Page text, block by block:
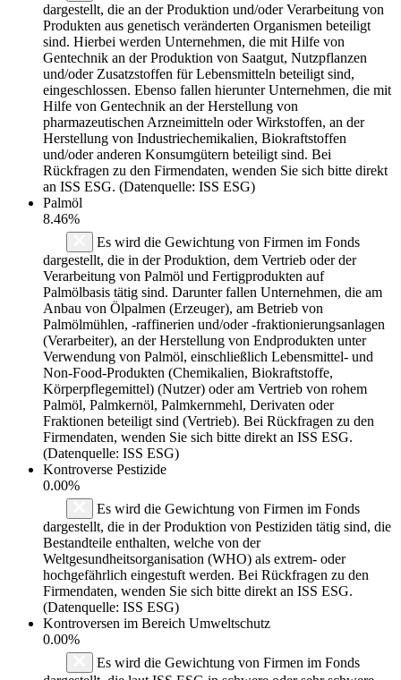
dargestellt, die an der Produktion und/oder Verarbeitung von
Produkten aus genetisch veränderten Organismen beteiligt
sind. Hierbei werden Unternehmen, die mit Hilfe von
Gentechnik an der Produktion von Saatgut, Nutzpflanzen
und/oder Zusatzstoffen für Lebensmitteln beteiligt sind,
eingeschlossen. Ebenso fallen hierunter Unternehmen, die mit
Hilfe von Gentechnik an der Herstellung von
pharmazeutischen Arzneimitteln oder Wirkstoffen, an der
Herstellung von Industriechemikalien, Biokraftstoffen
und/oder anderen Konsumgütern beteiligt sind. Bei
Rückfragen zu den Firmendaten, wenden Sie sich bitte direkt
an ISS ESG. (Datenquelle: ISS ESG)
Palmöl
8.46%
Es wird die Gewichtung von Firmen im Fonds
dargestellt, die in der Produktion, dem Vertrieb oder der
Verarbeitung von Palmöl und Fertigprodukten auf
Palmölbasis tätig sind. Darunter fallen Unternehmen, die am
Anbau von Ölpalmen (Erzeuger), am Betrieb von
Palmölmühlen, -raffinerien und/oder -fraktionierungsanlagen
(Verarbeiter), an der Herstellung von Endprodukten unter
Verwendung von Palmöl, einschließlich Lebensmittel- und
Non-Food-Produkten (Chemikalien, Biokraftstoffe,
Körperpflegemittel) (Nutzer) oder am Vertrieb von rohem
Palmöl, Palmkernöl, Palmkernmehl, Derivaten oder
Fraktionen beteiligt sind (Vertrieb). Bei Rückfragen zu den
Firmendaten, wenden Sie sich bitte direkt an ISS ESG.
(Datenquelle: ISS ESG)
Kontroverse Pestizide
0.00%
Es wird die Gewichtung von Firmen im Fonds
dargestellt, die in der Produktion von Pestiziden tätig sind, die
Bestandteile enthalten, welche von der
Weltgesundheitsorganisation (WHO) als extrem- oder
hochgefährlich eingestuft werden. Bei Rückfragen zu den
Firmendaten, wenden Sie sich bitte direkt an ISS ESG.
(Datenquelle: ISS ESG)
Kontroversen im Bereich Umweltschutz
0.00%
Es wird die Gewichtung von Firmen im Fonds